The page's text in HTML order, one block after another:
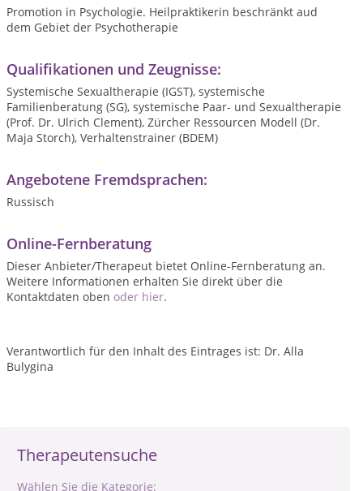
Therapeutensuche
Wählen Sie die Kategorie:
Promotion in Psychologie. Heilpraktikerin beschränkt aud
dem Gebiet der Psychotherapie
Qualifikationen und Zeugnisse:
Systemische Sexualtherapie (IGST), systemische
Familienberatung (SG), systemische Paar- und Sexualtherapie
(Prof. Dr. Ulrich Clement), Zürcher Ressourcen Modell (Dr.
Maja Storch), Verhaltenstrainer (BDEM)
Angebotene Fremdsprachen:
Russisch
Online-Fernberatung
Dieser Anbieter/Therapeut bietet Online-Fernberatung an.
Weitere Informationen erhalten Sie direkt über die
Kontaktdaten oben oder hier.
Verantwortlich für den Inhalt des Eintrages ist: Dr. Alla
Bulygina